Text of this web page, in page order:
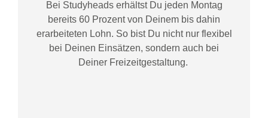
Bei Studyheadserhältst Du jeden Montag
bereits 60 Prozent von Deinem bis dahin
erarbeiteten Lohn. So bist Du nicht nur flexibel
bei Deinen Einsätzen, sondern auch bei
DeinerFreizeitgestaltung.